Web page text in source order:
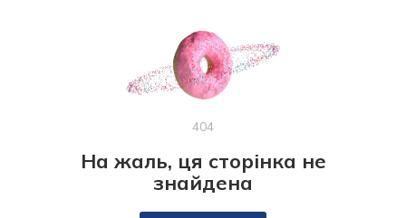
404
На жаль, ця сторінка не
знайдена